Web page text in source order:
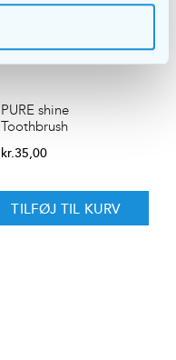
PURE shine
Toothbrush
kr.35,00
TILFØJ TIL KURV